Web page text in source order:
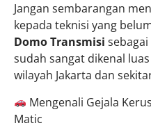
Jangan sembarangan
kepada teknisi yang
Domo Transmisi sebagai
sudah sangat dikenal
wilayah Jakarta dan
Mengenali Gejala
Matic